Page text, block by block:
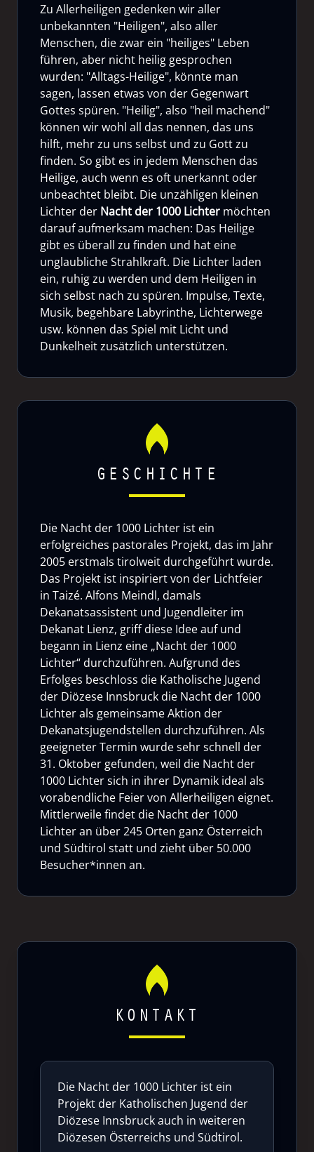
Zu Allerheiligen gedenken wir aller
unbekannten "Heiligen", also aller
Menschen, die zwar ein "heiliges" Leben
führen, aber nicht heilig gesprochen
wurden: "Alltags-Heilige", könnte man
sagen, lassen etwas von der Gegenwart
Gottes spüren. "Heilig", also "heil machend"
können wir wohl all das nennen, das uns
hilft, mehr zu uns selbst und zu Gott zu
finden. So gibt es in jedem Menschen das
Heilige, auch wenn es oft unerkannt oder
unbeachtet bleibt. Die unzähligen kleinen
Lichter der Nacht der 1000 Lichter möchten
darauf aufmerksam machen: Das Heilige
gibt es überall zu finden und hat eine
unglaubliche Strahlkraft. Die Lichter laden
ein, ruhig zu werden und dem Heiligen in
sich selbst nach zu spüren. Impulse, Texte,
Musik, begehbare Labyrinthe, Lichterwege
usw. können das Spiel mit Licht und
Dunkelheit zusätzlich unterstützen.
GESCHICHTE
Die Nacht der 1000 Lichter ist ein
erfolgreiches pastorales Projekt, das im Jahr
2005 erstmals tirolweit durchgeführt wurde.
Das Projekt ist inspiriert von der Lichtfeier
in Taizé. Alfons Meindl, damals
Dekanatsassistent und Jugendleiter im
Dekanat Lienz, griff diese Idee auf und
begann in Lienz eine „Nacht der 1000
Lichter“ durchzuführen. Aufgrund des
Erfolges beschloss die Katholische Jugend
der Diözese Innsbruck die Nacht der 1000
Lichter als gemeinsame Aktion der
Dekanatsjugendstellen durchzuführen. Als
geeigneter Termin wurde sehr schnell der
31. Oktober gefunden, weil die Nacht der
1000 Lichter sich in ihrer Dynamik ideal als
vorabendliche Feier von Allerheiligen eignet.
Mittlerweile findet die Nacht der 1000
Lichter an über 245 Orten ganz Österreich
und Südtirol statt und zieht über 50.000
Besucher*innen an.
KONTAKT
Die Nacht der 1000 Lichter ist ein
Projekt der Katholischen Jugend der
Diözese Innsbruck auch in weiteren
Diözesen Österreichs und Südtirol.